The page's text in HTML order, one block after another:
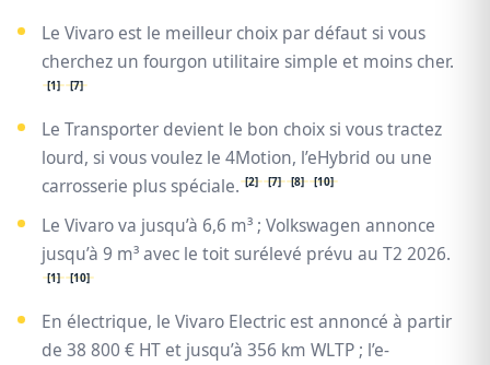
Le Vivaro est le meilleur choix par défaut si vous
cherchez un fourgon utilitaire simple et moins cher.
[1] [7]
Le Transporter devient le bon choix si vous tractez
lourd, si vous voulez le 4Motion, l’eHybrid ou une
carrosserie plus spéciale. [2] [7] [8] [10]
Le Vivaro va jusqu’à 6,6 m³ ; Volkswagen annonce
jusqu’à 9 m³ avec le toit surélevé prévu au T2 2026.
[1] [10]
En électrique, le Vivaro Electric est annoncé à partir
de 38 800 € HT et jusqu’à 356 km WLTP ; l’e-